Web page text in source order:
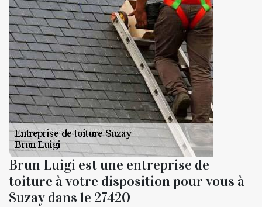
Brun Luigi est une entreprise de
toiture à votre disposition pour vous à
Suzay dans le 27420